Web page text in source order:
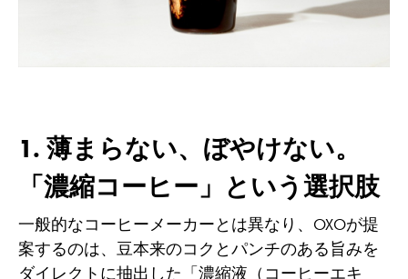
1. 薄まらない、ぼやけない。
「濃縮コーヒー」という選択肢
一般的なコーヒーメーカーとは異なり、OXOが提
案するのは、豆本来のコクとパンチのある旨みを
ダイレクトに抽出した「濃縮液（コーヒーエキ